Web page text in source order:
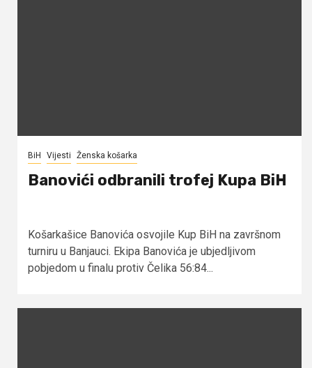
BiH Vijesti Ženska košarka
Banovići odbranili trofej Kupa BiH
Košarkašice Banovića osvojile Kup BiH na završnom
turniru u Banjauci. Ekipa Banovića je ubjedljivom
pobjedom u finalu protiv Čelika 56:84...